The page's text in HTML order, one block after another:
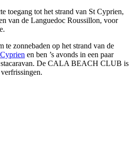
toegang tot het strand van St Cyprien,
van de Languedoc Roussillon, voor
te zonnebaden op het strand van de
en ben ’s avonds in een paar
De CALA BEACH CLUB is